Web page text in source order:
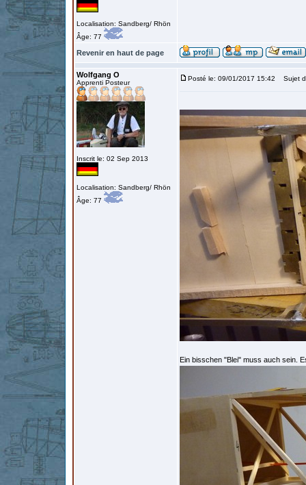
Localisation: Sandberg/ Rhön
Âge: 77
Revenir en haut de page
Wolfgang O
Apprenti Posteur
Inscrit le: 02 Sep 2013
Localisation: Sandberg/ Rhön
Âge: 77
Posté le: 09/01/2017 15:42 Sujet
Ein bisschen "Blei" muss auch sein.